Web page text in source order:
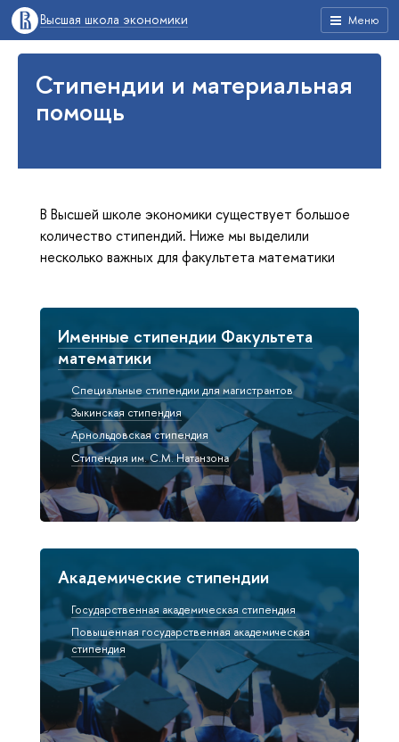
Меню
Высшая школа экономики
Стипендии и материальная
помощь
В Высшей школе экономики существует большое
количество стипендий. Ниже мы выделили
несколько важных для факультета математики
Именные стипендии Факультета
математики
Специальные стипендии для магистрантов
Зыкинская стипендия
Арнольдовская стипендия
Стипендия им. С.М. Натанзона
Академические стипендии
Государственная академическая стипендия
Повышенная государственная академическая
стипендия